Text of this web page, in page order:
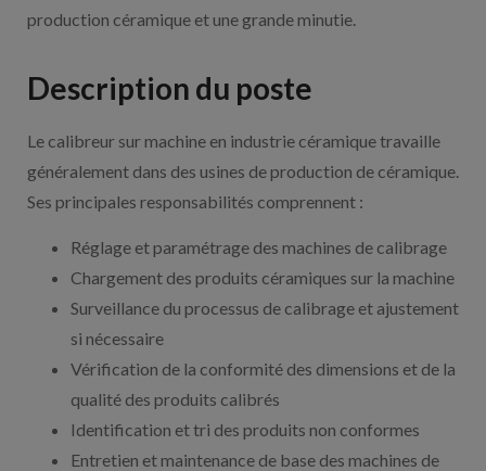
production céramique et une grande minutie.
Description du poste
Le calibreur sur machine en industrie céramique travaille
généralement dans des usines de production de céramique.
Ses principales responsabilités comprennent :
Réglage et paramétrage des machines de calibrage
Chargement des produits céramiques sur la machine
Surveillance du processus de calibrage et ajustement
si nécessaire
Vérification de la conformité des dimensions et de la
qualité des produits calibrés
Identification et tri des produits non conformes
Entretien et maintenance de base des machines de